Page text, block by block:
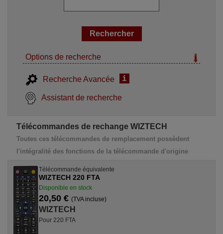
Options de recherche
Recherche Avancée i
Assistant de recherche
Télécommandes de rechange WIZTECH
Toutes ces télécommandes de remplacement possèdent
l'intégralité des fonctions de la télécommande d'origine
Télécommande équivalente
WIZTECH 220 FTA
Disponible en stock
20,50 € (TVA incluse)
WIZTECH
Pour 220 FTA